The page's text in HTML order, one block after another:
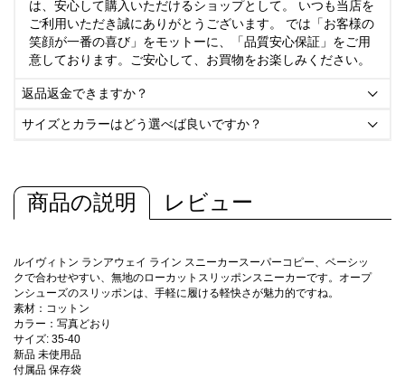
は、安心して購入いただけるショップとして。 いつも当店を
ご利用いただき誠にありがとうございます。 では「お客様の
笑顔が一番の喜び」をモットーに、「品質安心保証」をご用
意しております。ご安心して、お買物をお楽しみください。
返品返金できますか？ 
サイズとカラーはどう選べば良いですか？ 
商品の説明 レビュー
ルイヴィトン ランアウェイ ライン スニーカースーパーコピー、ベーシッ
クで合わせやすい、無地のローカットスリッポンスニーカーです。オープ
ンシューズのスリッポンは、手軽に履ける軽快さが魅力的ですね。
素材：コットン
カラー：写真どおり
サイズ: 35-40
新品 未使用品
付属品 保存袋